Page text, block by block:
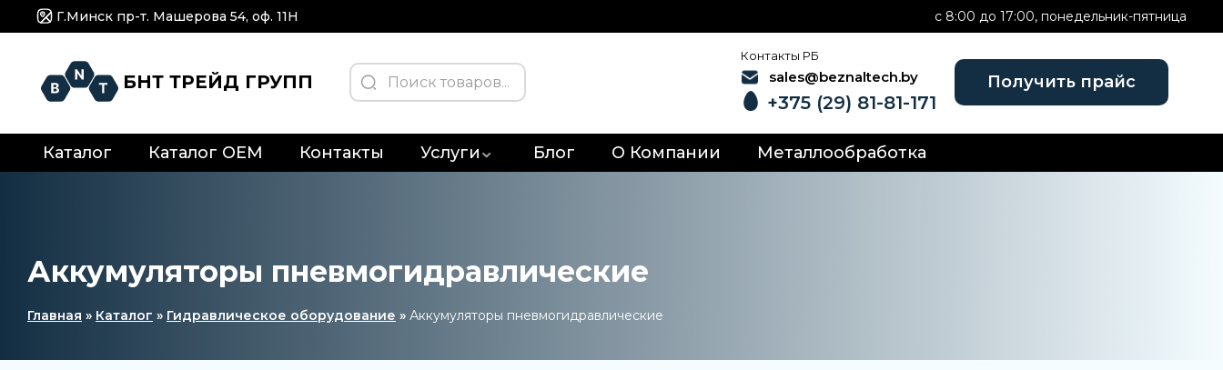
Г.Минск пр-т. Машерова 54, оф. 11H c 8:00 до 17:00, понедельник-пятница
БНТ ТРЕЙД ГРУПП
Контакты РБ
sales@beznaltech.by
+375 (29) 81-81-171
Получить прайс
Каталог Каталог OEM Контакты Услуги Блог О Компании Металлообработка
Аккумуляторы пневмогидравлические
Главная » Каталог » Гидравлическое оборудование » Аккумуляторы пневмогидравлические